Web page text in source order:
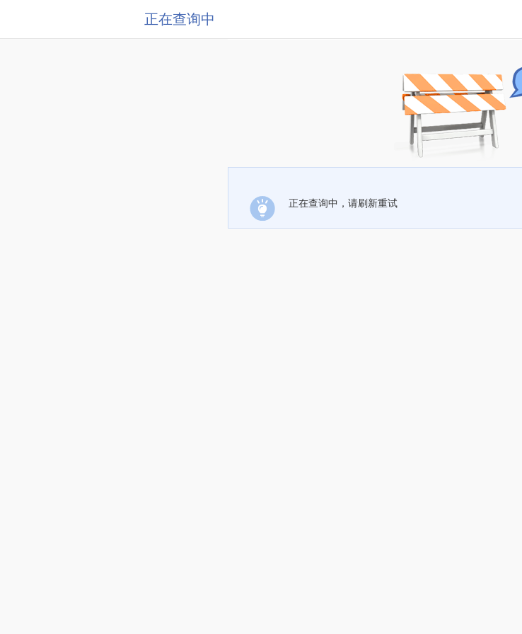
正在查询中
正在查询中，请刷新重试